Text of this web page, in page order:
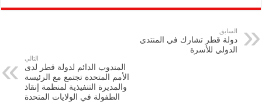
p
y
Li
eb
k
tt
nt
at
p
p
gr
ai
ar
السابق
دولة قطر تشارك في المنتدى
الدولي للأسرة
التالي
المندوب الدائم لدولة قطر لدى
الأمم المتحدة تجتمع مع الرئيسة
والمديرة التنفيذية لمنظمة إنقاذ
الطفولة في الولايات المتحدة